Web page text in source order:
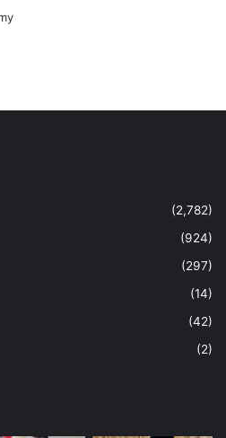
turut menerima insentif
(2,782)
(924)
(297)
(14)
(42)
(2)